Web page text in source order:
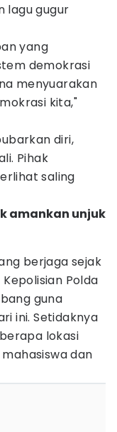
lagu gugur
yang
demokrasi
menyuarakan
kita,"
diri,
Pihak
saling
amankan unjuk
berjaga sejak
Polda
guna
ini. Setidaknya
lokasi
dan